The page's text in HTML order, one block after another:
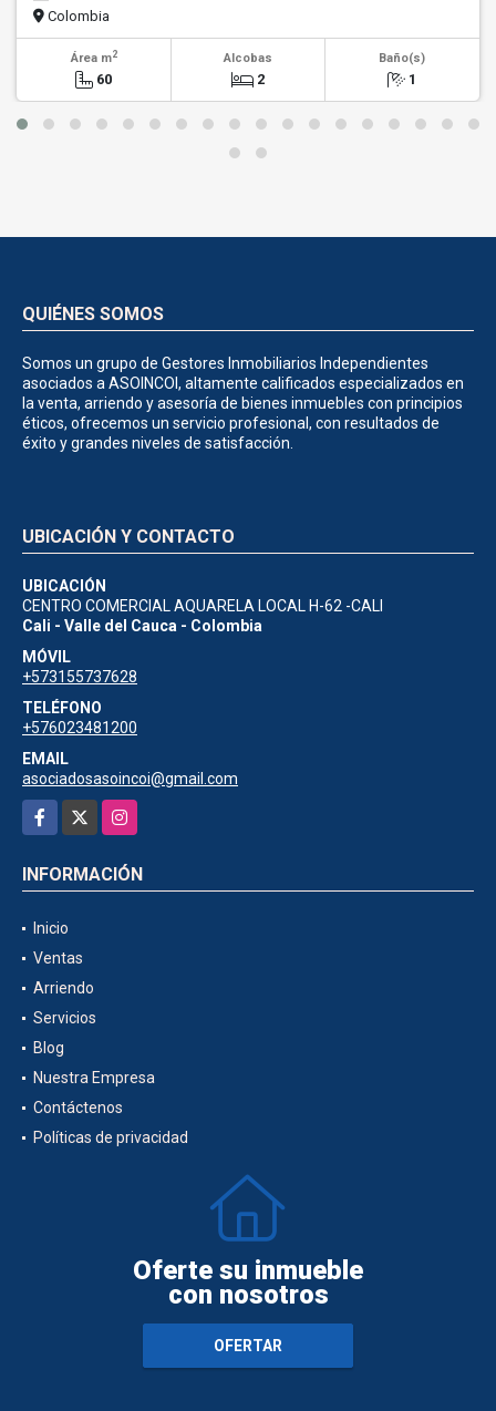
Colombia
Área m2
60
Alcobas
2
Baño(s)
1
QUIÉNES SOMOS
Somos un grupo de Gestores Inmobiliarios Independientes
asociados a ASOINCOI, altamente calificados especializados en
la venta, arriendo y asesoría de bienes inmuebles con principios
éticos, ofrecemos un servicio profesional, con resultados de
éxito y grandes niveles de satisfacción.
UBICACIÓN Y CONTACTO
UBICACIÓN
CENTRO COMERCIAL AQUARELA LOCAL H-62 -CALI
Cali - Valle del Cauca - Colombia
MÓVIL
+573155737628
TELÉFONO
+576023481200
EMAIL
asociadosasoincoi@gmail.com
Facebook
Instagram
INFORMACIÓN
Inicio
Ventas
Arriendo
Servicios
Blog
Nuestra Empresa
Contáctenos
Políticas de privacidad
Oferte su inmueble
con nosotros
OFERTAR